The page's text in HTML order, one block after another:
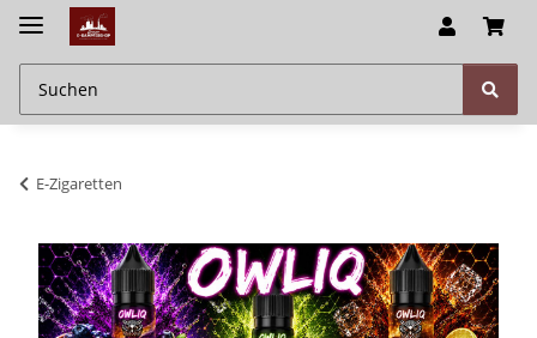
E-Zigaretten